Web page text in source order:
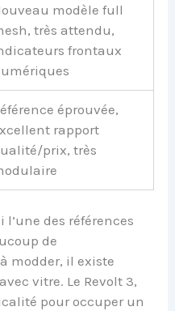
modèle full
très attendu,
frontaux
éprouvée,
rapport
prix, très
l’une des références
de
modder, il existe
vitre. Le Revolt 3,
pour occuper un